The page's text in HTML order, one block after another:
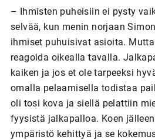
– Ihmisten puheisiin ei pysty
selvää, kun menin norjaan
ihmiset puhuisivat asioita.
reagoida oikealla tavalla.
kaiken ja jos et ole tarpeeksi
omalla pelaamisella todistaa
oli tosi kova ja siellä pelattiin
fyysistä jalkapalloa. Koen
ympäristö kehittyä ja se